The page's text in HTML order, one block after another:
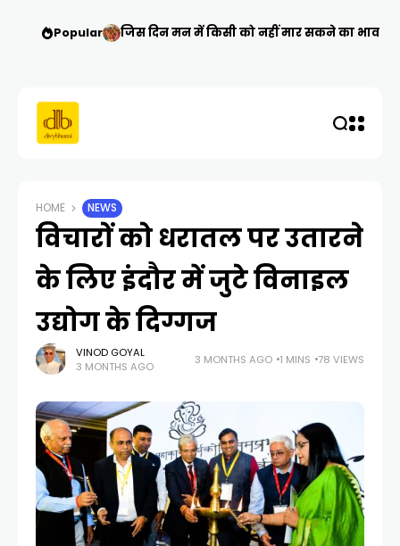
Popular जिस दिन मन में किसी को नहीं मार सकने का भाव आ
HOME NEWS
विचारों को धरातल पर उतारने
के लिए इंदौर में जुटे विनाइल
उद्योग के दिग्गज
VINOD GOYAL
3 MONTHS AGO
3 MONTHS AGO 1 MINS 78 VIEWS